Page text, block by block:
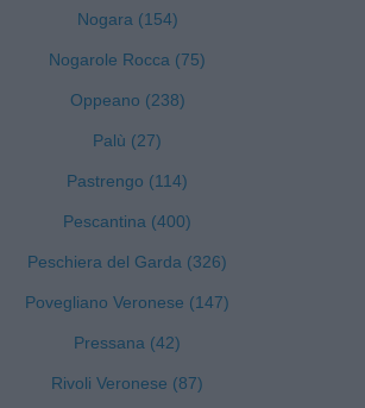
Nogara (154)
Nogarole Rocca (75)
Oppeano (238)
Palù (27)
Pastrengo (114)
Pescantina (400)
Peschiera del Garda (326)
Povegliano Veronese (147)
Pressana (42)
Rivoli Veronese (87)